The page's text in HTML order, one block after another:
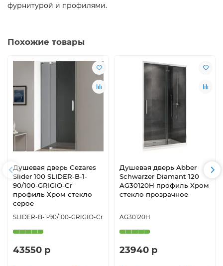
фурнитурой и профилями.
Похожие товары
Душевая дверь Cezares
Slider 100 SLIDER-B-1-
90/100-GRIGIO-Cr
профиль Хром стекло
серое
SLIDER-B-1-90/100-GRIGIO-Cr
43550 р
Душевая дверь Abber
Schwarzer Diamant 120
AG30120H профиль Хром
стекло прозрачное
AG30120H
23940 р